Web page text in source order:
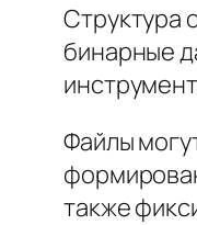
Структура
бинарные
Файлы
также